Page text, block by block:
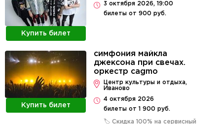
Купить билет
3 октября 2026, 19:00
билеты от 900 руб.
Купить билет
симфония майкла
джексона при свечах.
оркестр cagmo
Центр культуры и отдыха,
Иваново
4 октября 2026
билеты от 1 900 руб.
🏷️ Скидка 100% на сервисный